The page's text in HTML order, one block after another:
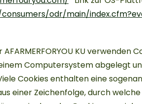
odr/main/
KU verwenden
Computersystem abgelegt
Cookies enthalten eine
einer Zeichenfolge, durch